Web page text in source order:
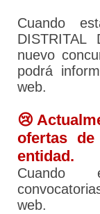
Cuando
DISTRITAL
nuevo
podrá
web.
😢
ofertas
entidad.
Cuando
web.